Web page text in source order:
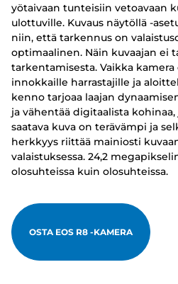
yötaivaan tunteisiin vetoavaan
ulottuville. Kuvaus näytöllä -
niin, että tarkennus on
optimaalinen. Näin kuvaajan ei
tarkentamisesta. Vaikka
innokkaille harrastajille ja
kenno tarjoaa laajan
ja vähentää digitaalista
saatava kuva on terävämpi ja
herkkyys riittää mainiosti
valaistuksessa. 24,2
olosuhteissa kuin olosuhteissa.
OSTA EOS R8 -KAMERA